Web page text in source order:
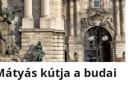
kútja a budai